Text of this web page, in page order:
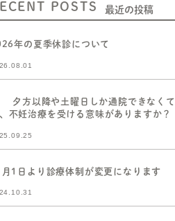
POSTS 最近の投稿
年の夏季休診について
夕方以降や土曜日しか通院できなくて
不妊治療を受ける意味がありますか？
1日より診療体制が変更になります